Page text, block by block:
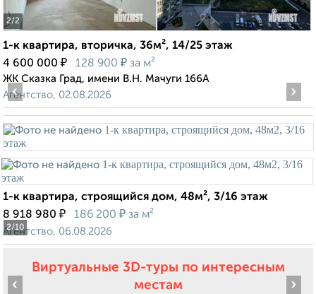
2/2
1-к квартира, вторичка, 36м², 14/25 этаж
4 600 000 ₽ 128 900 ₽ за м²
ЖК Сказка Град, имени В.Н. Мачуги 166А
Агентство, 02.08.2026
2/10
‹ ›
1-к квартира, строящийся дом, 48м², 3/16 этаж
8 918 980 ₽ 186 200 ₽ за м²
Агентство, 06.08.2026
Виртуальные 3D-туры по интересным
местам
‹ ›